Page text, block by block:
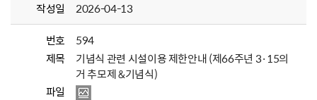
작성일
2026-04-13
번호
594
제목
기념식 관련 시설이용 제한안내 (제66주년 3·15의
거 추모제 &기념식)
파일